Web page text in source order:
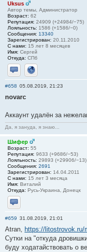
Uksus
Автор темы, Администратор
Возраст: 62
Репутация: 24909 (+24984/−75)
Лояльность: 1586 (+1586/−0)
Сообщения: 13340
Зарегистрирован: 20.11.2010
С нами: 15 лет 8 месяцев
Имя: Сергей
Откуда: СПб
Отправить личное
Сайт
#658 05.08.2019, 21:23
novarc
Аккаунт удалён за
Да, я зануда, я знаю...
Шифер
Возраст: 55
Репутация: 9633 (+9686/−53)
Лояльность: 29893 (+29906/−13)
Сообщения: 2691
Зарегистрирован: 14.04.2011
С нами: 15 лет 3 месяца
Имя: Виталий
Откуда: Русь-Украина, Донецк
Отправить личное
#659 31.08.2019, 21:01
Atran, https://litostrovok.ru/
Сутки на "откуда
буду ходатайствовать о